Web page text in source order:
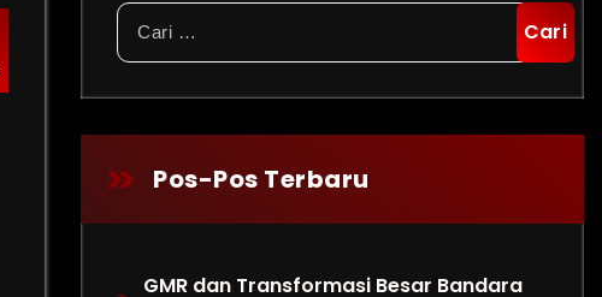
Cari
untuk:
Pos-Pos Terbaru
GMR dan Transformasi Besar Bandara